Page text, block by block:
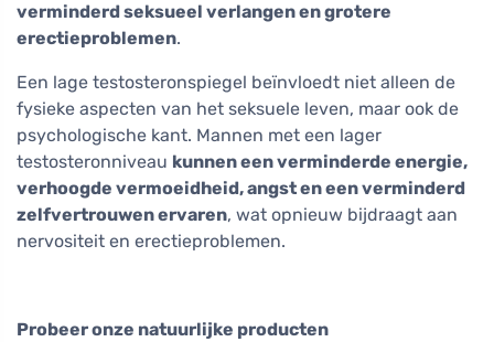
verminderd seksueel verlangen en grotere
erectieproblemen.
Een lage testosteronspiegel beïnvloedt niet alleen de
fysieke aspecten van het seksuele leven, maar ook de
psychologische kant. Mannen met een lager
testosteronniveau kunnen een verminderde energie,
verhoogde vermoeidheid, angst en een verminderd
zelfvertrouwen ervaren, wat opnieuw bijdraagt aan
nervositeit en erectieproblemen.
Probeer onze natuurlijke producten